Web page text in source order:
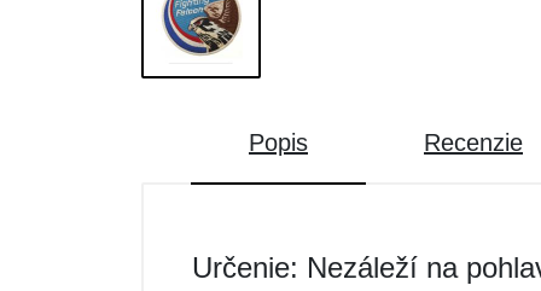
Popis Recenzie
Určenie: Nezáleží na